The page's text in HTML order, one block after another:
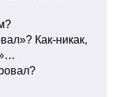
Как-никак,